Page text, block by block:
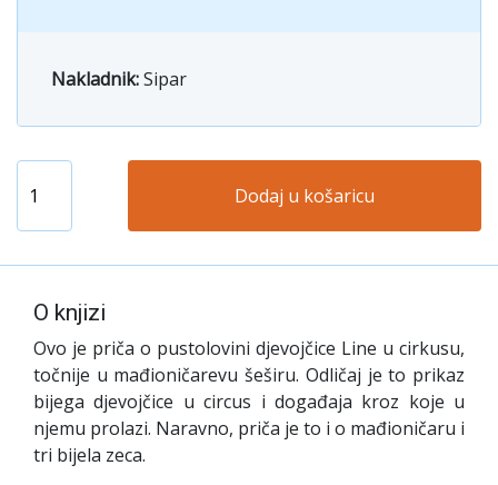
Nakladnik:Sipar
Dodaj u košaricu
O knjizi
Ovo je priča o pustolovini djevojčice Line u cirkusu,
točnije u mađioničarevu šeširu. Odličaj je to prikaz
bijega djevojčice u circus i događaja kroz koje u
njemu prolazi. Naravno, priča je to i o mađioničaru i
tri bijela zeca.